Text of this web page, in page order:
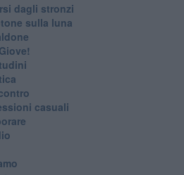
dagli stronzi
sulla luna
casuali